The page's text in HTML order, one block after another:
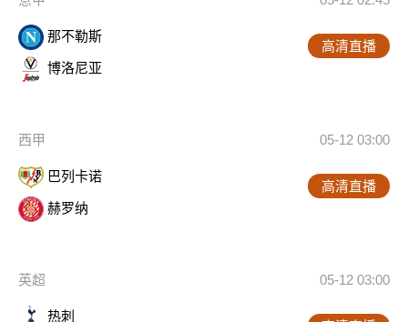
那不勒斯
博洛尼亚
高清直播
西甲 05-12 03:00
巴列卡诺
赫罗纳
高清直播
英超 05-12 03:00
热刺